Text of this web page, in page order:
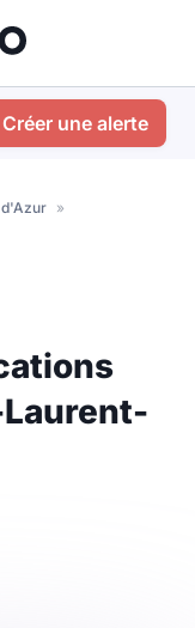
Créer une alerte
»